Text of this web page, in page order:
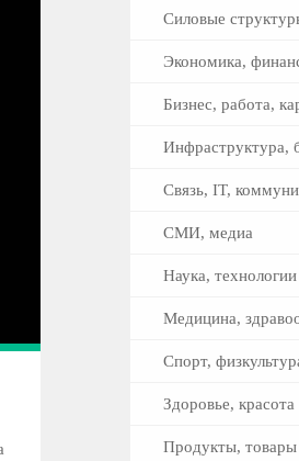
Силовые
Экономика,
Бизнес, работа,
Инфраструктура,
Связь, IT,
СМИ, медиа
Наука, технологии
Медицина,
Спорт,
Здоровье, красота
Продукты, товары